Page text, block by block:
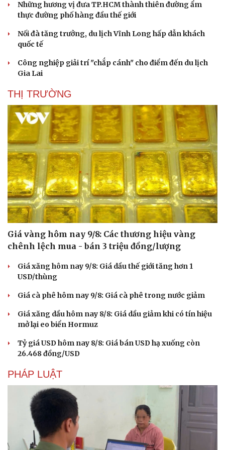
Những hương vị đưa TP.HCM thành thiên đường ẩm
thực đường phố hàng đầu thế giới
Nối đà tăng trưởng, du lịch Vĩnh Long hấp dẫn khách
quốc tế
Công nghiệp giải trí "chắp cánh" cho điểm đến du lịch
Gia Lai
THỊ TRƯỜNG
Giá vàng hôm nay 9/8: Các thương hiệu vàng
chênh lệch mua - bán 3 triệu đồng/lượng
Giá xăng hôm nay 9/8: Giá dầu thế giới tăng hơn 1
USD/thùng
Giá cà phê hôm nay 9/8: Giá cà phê trong nước giảm
Giá xăng dầu hôm nay 8/8: Giá dầu giảm khi có tín hiệu
mở lại eo biển Hormuz
Tỷ giá USD hôm nay 8/8: Giá bán USD hạ xuống còn
26.468 đồng/USD
PHÁP LUẬT